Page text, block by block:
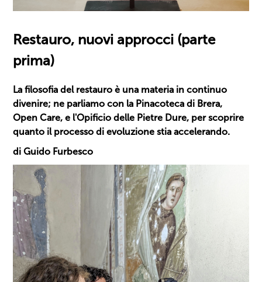
Restauro, nuovi approcci (parte
prima)
La filosofia del restauro è una materia in continuo
divenire; ne parliamo con la Pinacoteca di Brera,
Open Care, e l'Opificio delle Pietre Dure, per scoprire
quanto il processo di evoluzione stia accelerando.
di Guido Furbesco